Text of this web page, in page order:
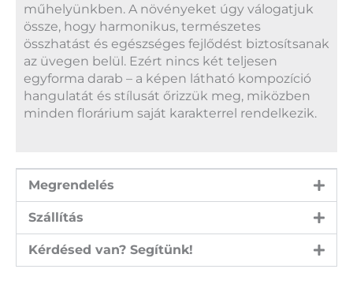
műhelyünkben. A növényeket úgy válogatjuk
össze, hogy harmonikus, természetes
összhatást és egészséges fejlődést biztosítsanak
az üvegen belül. Ezért nincs két teljesen
egyforma darab – a képen látható kompozíció
hangulatát és stílusát őrizzük meg, miközben
minden florárium saját karakterrel rendelkezik.
Megrendelés
Szállítás
Kérdésed van? Segítünk!